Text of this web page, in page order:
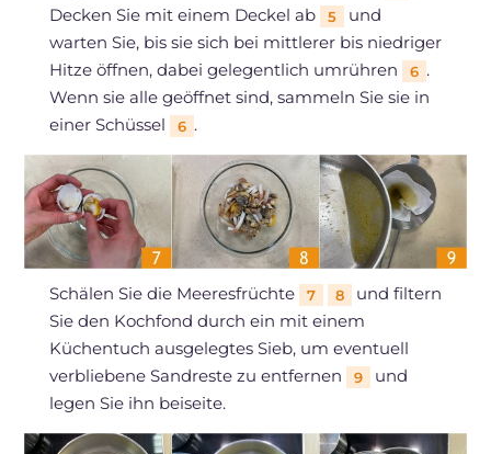
Decken Sie mit einem Deckel ab
5
und
warten Sie, bis sie sich bei mittlerer bis niedriger
Hitze öffnen, dabei gelegentlich umrühren
6 .
Wenn sie alle geöffnet sind, sammeln Sie sie in
einer Schüssel
6 .
Schälen Sie die Meeresfrüchte 7 8
und filtern
Sie den Kochfond durch ein mit einem
Küchentuch ausgelegtes Sieb, um eventuell
verbliebene Sandreste zu entfernen
9
und
legen Sie ihn beiseite.